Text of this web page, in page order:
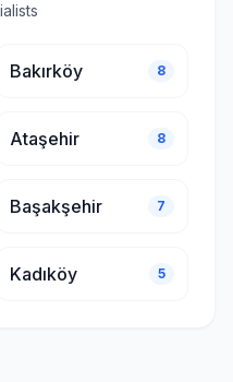
Bakırköy 8
Ataşehir 8
Başakşehir 7
Kadıköy 5